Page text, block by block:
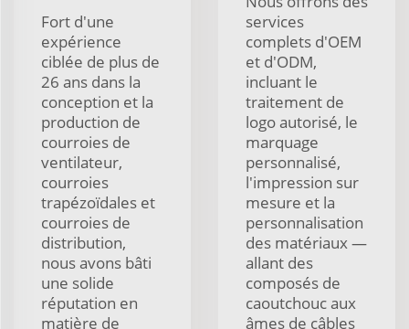
Fort d'une
expérience
ciblée de plus de
26 ans dans la
conception et la
production de
courroies de
ventilateur,
courroies
trapézoïdales et
courroies de
distribution,
nous avons bâti
une solide
réputation en
matière de
services
complets d'OEM
et d'ODM,
incluant le
traitement de
logo autorisé, le
marquage
personnalisé,
l'impression sur
mesure et la
personnalisation
des matériaux —
allant des
composés de
caoutchouc aux
âmes de câbles